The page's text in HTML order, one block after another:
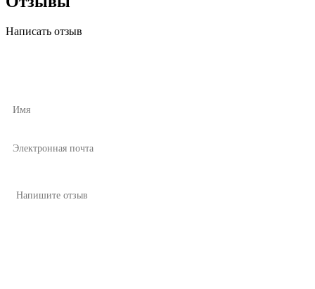
Написать отзыв